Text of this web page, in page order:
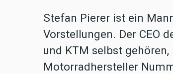
Stefan Pierer ist ein
Vorstellungen. Der CEO
und KTM selbst
Motorradhersteller